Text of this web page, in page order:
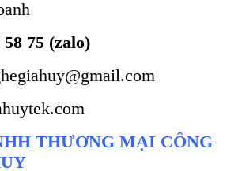
75 (zalo)
THƯƠNG MẠI CÔNG